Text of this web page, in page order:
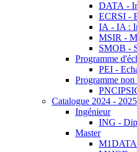
DATA -
ECRSI -
IA - IA :
MSIR -
SMOB -
Programme
PEI -
Programme non
Catalogue 2024 - 2025
Ingénieur
ING -
Master